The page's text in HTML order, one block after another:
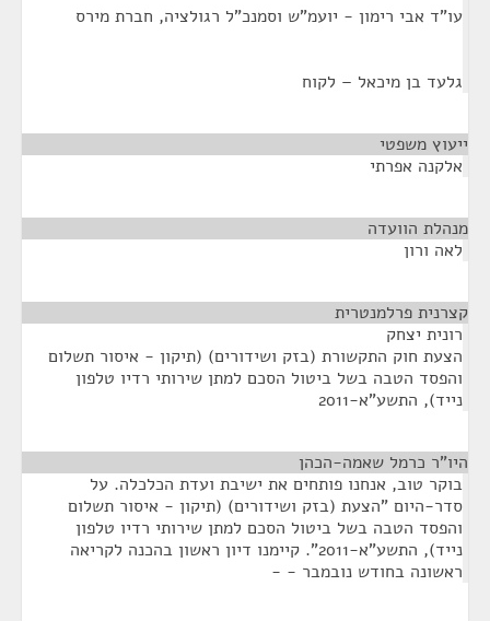
עו"ד אבי רימון - יועמ"ש וסמנכ"ל רגולציה, חברת מירס
גלעד בן מיכאל – לקוח
ייעוץ משפטי
אלקנה אפרתי
מנהלת הוועדה
לאה ורון
קצרנית פרלמנטרית
רונית יצחק
הצעת חוק התקשורת (בזק ושידורים) (תיקון - איסור תשלום
והפסד הטבה בשל ביטול הסכם למתן שירותי רדיו טלפון
נייד), התשע"א-2011
היו"ר כרמל שאמה-הכהן
בוקר טוב, אנחנו פותחים את ישיבת ועדת הכלכלה. על
סדר-היום "הצעת (בזק ושידורים) (תיקון - איסור תשלום
והפסד הטבה בשל ביטול הסכם למתן שירותי רדיו טלפון
נייד), התשע"א-2011". קיימנו דיון ראשון בהכנה לקריאה
ראשונה בחודש נובמבר - -